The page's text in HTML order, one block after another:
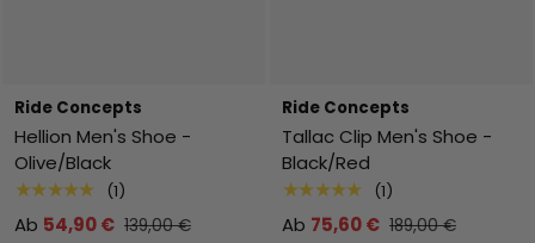
Ride Concepts
Hellion Men's Shoe -
Olive/Black
★★★★★ (1)
Ab 54,90 € 139,00 €
Ride Concepts
Tallac Clip Men's Shoe -
Black/Red
★★★★★ (1)
Ab 75,60 € 189,00 €